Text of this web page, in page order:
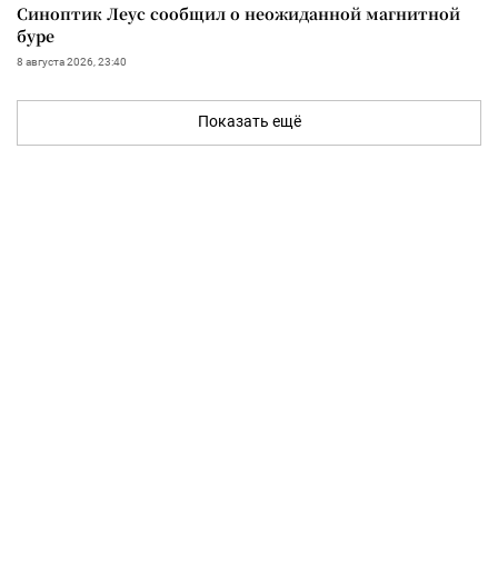
Синоптик Леус сообщил о неожиданной магнитной
буре
8 августа 2026, 23:40
Показать ещё